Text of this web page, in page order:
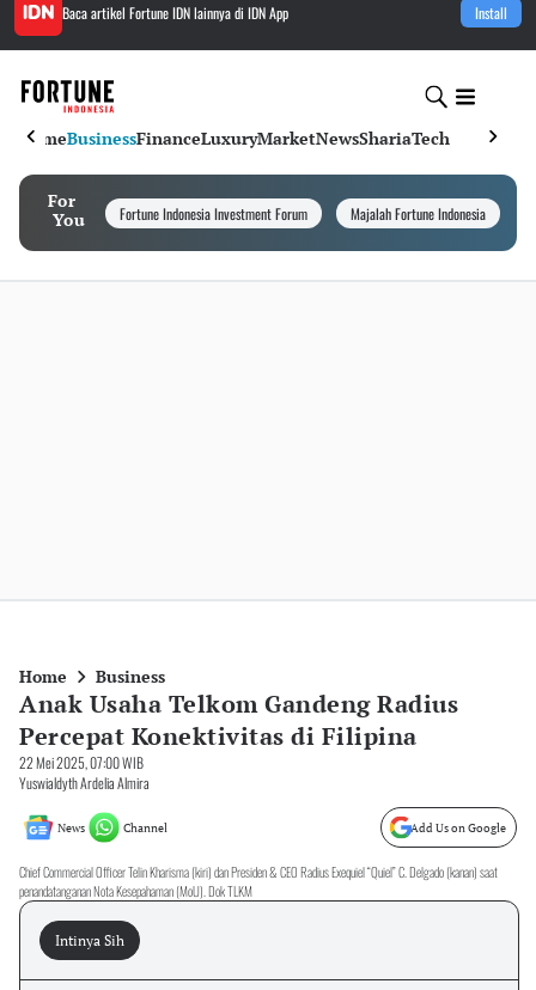
Baca artikel Fortune IDNlainnya di IDN App Install
HomeBusinessFinanceLuxuryMarketNewsShariaTech
For
You
Fortune Indonesia Investment Forum Majalah Fortune Indonesia
Home Business
Anak Usaha Telkom Gandeng Radius
Percepat Konektivitas di Filipina
22 Mei 2025, 07:00 WIB
Yuswialdyth Ardelia Almira
News Channel Add Us on Google
Chief Commercial Officer Telin Kharisma (kiri) dan Presiden & CEO Radius Exequiel “Quiel” C. Delgado (kanan) saat
penandatanganan Nota Kesepahaman (MoU). Dok TLKM
Intinya Sih